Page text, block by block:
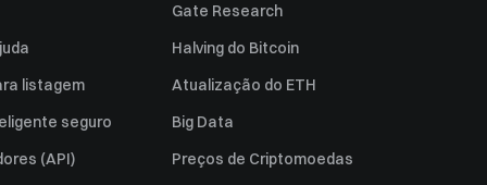
listagem
seguro
(API)
Gate Research
Halving do Bitcoin
Atualização do ETH
Big Data
Preços de Criptomoedas